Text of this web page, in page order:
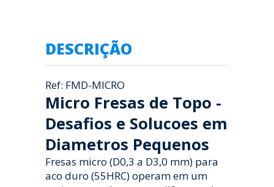
DESCRIÇÃO
Ref: FMD-MICRO
Micro Fresas de Topo -
Desafios e Solucoes em
Diametros Pequenos
Fresas micro (D0,3 a D3,0 mm) para
aco duro (55HRC) operam em um